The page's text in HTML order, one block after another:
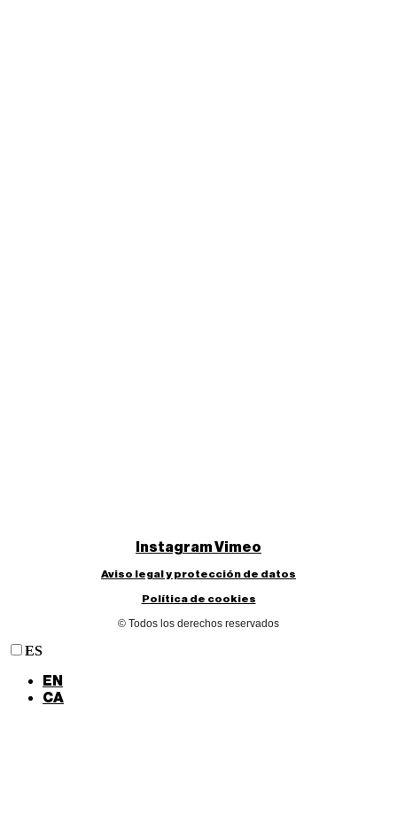
InstagramVimeo
Aviso legal y protección de datos
Política de cookies
© Todos los derechos reservados
ES
EN
CA